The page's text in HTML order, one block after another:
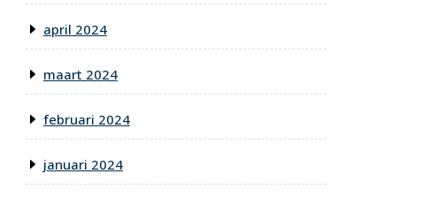
april 2024
maart 2024
februari 2024
januari 2024